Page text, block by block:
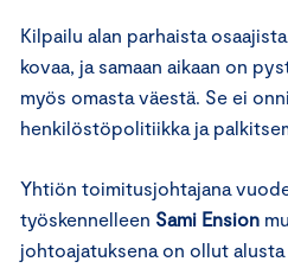
Kilpailu alan parhaista
kovaa, ja samaan aikaan on
myös omasta väestä. Se ei
henkilöstöpolitiikka ja
Yhtiön toimitusjohtajana
työskennelleen Sami Ension
johtoajatuksena on ollut